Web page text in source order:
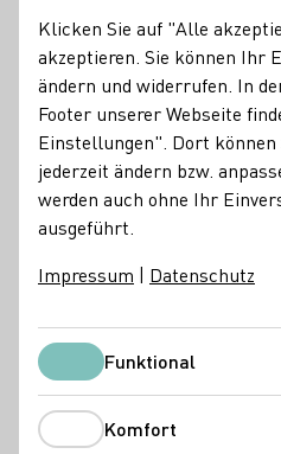
Ladies Night im
Freue Dich auf einen tollen
bei einem Glas Sekt oder Wein,
aller schönsten Papeterie von
exklusive Angebote. Simone
Hof präsentiert euch tollste
stimmen wir uns auf den
Einlass 18:30 Uhr, gegen 19:30
Modenschau und danach kann
beginnen!
Klicken Sie auf "Alle
akzeptieren. Sie können Ihr
ändern und widerrufen. In
Footer unserer Webseite
Einstellungen". Dort können
jederzeit ändern bzw.
werden auch ohne Ihr
ausgeführt.
Impressum | Datenschutz
FunktionalFunktional
Komfort